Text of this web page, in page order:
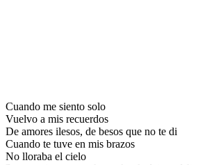
Cuando me siento solo
Vuelvo a mis recuerdos
De amores ilesos, de besos que no te di
Cuando te tuve en mis brazos
No lloraba el cielo